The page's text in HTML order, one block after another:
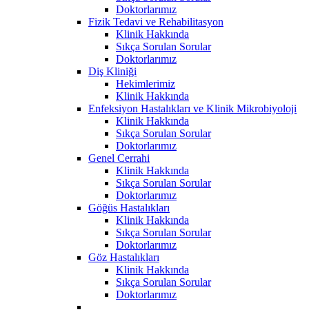
Doktorlarımız
Fizik Tedavi ve Rehabilitasyon
Klinik Hakkında
Sıkça Sorulan Sorular
Doktorlarımız
Diş Kliniği
Hekimlerimiz
Klinik Hakkında
Enfeksiyon Hastalıkları ve Klinik Mikrobiyoloji
Klinik Hakkında
Sıkça Sorulan Sorular
Doktorlarımız
Genel Cerrahi
Klinik Hakkında
Sıkça Sorulan Sorular
Doktorlarımız
Göğüs Hastalıkları
Klinik Hakkında
Sıkça Sorulan Sorular
Doktorlarımız
Göz Hastalıkları
Klinik Hakkında
Sıkça Sorulan Sorular
Doktorlarımız